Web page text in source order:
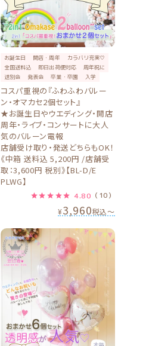
お誕生日 開店・周年
カラバリ充実♡
全国送料込
即日出荷便対応
周年祝に
送別会
発表会 卒業・卒園 入学
コスパ重視の『ふわふわバルー
ン・オマカセ2個セット』
★お誕生日やウエディング・開店
周年・ライブ・コンサートに大人
気のバルーン電報
店舗受け取り・発送どちらもOK！
《中箱 送料込 5,200円 /店舗受
取：3,600円 税別》【BL-D/E
PLWG】
4.80 （10）
¥3,960税込〜